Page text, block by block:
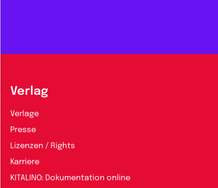
Verlag
Verlage
Presse
Lizenzen / Rights
Karriere
KITALINO: Dokumentation online